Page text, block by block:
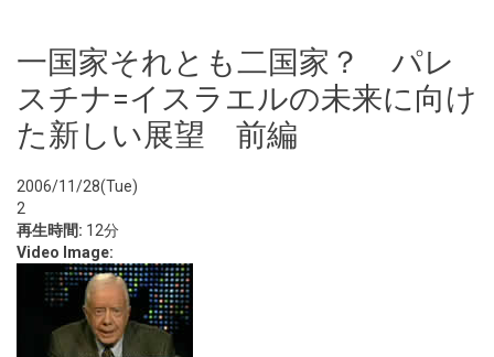
一国家それとも二国家？ パレ
スチナ=イスラエルの未来に向け
た新しい展望 前編
2006/11/28(Tue)
2
再生時間: 12分
Video Image: